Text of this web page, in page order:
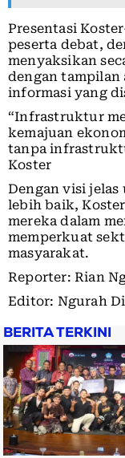
Presentasi
peserta debat,
menyaksikan
dengan tampilan
informasi yang
“Infrastruktur
kemajuan
tanpa
Koster
Dengan visi
lebih baik,
mereka dalam
memperkuat
masyarakat.
Reporter: Rian
Editor: Ngurah
BERITA TERKINI